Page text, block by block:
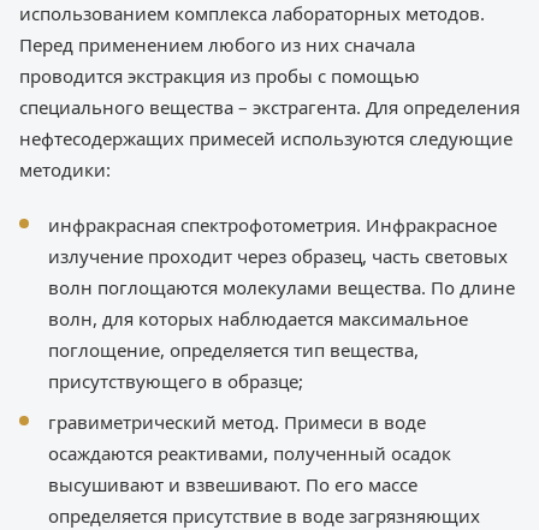
использованием комплекса лабораторных методов.
Перед применением любого из них сначала
проводится экстракция из пробы с помощью
специального вещества – экстрагента. Для определения
нефтесодержащих примесей используются следующие
методики:
инфракрасная спектрофотометрия. Инфракрасное
излучение проходит через образец, часть световых
волн поглощаются молекулами вещества. По длине
волн, для которых наблюдается максимальное
поглощение, определяется тип вещества,
присутствующего в образце;
гравиметрический метод. Примеси в воде
осаждаются реактивами, полученный осадок
высушивают и взвешивают. По его массе
определяется присутствие в воде загрязняющих